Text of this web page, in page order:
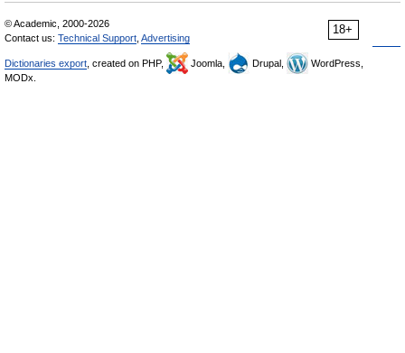
18+
© Academic, 2000-2026
Contact us: Technical Support Advertising
Dictionaries export , created on PHP, Joomla, Drupal,
WordPress,
MODx.